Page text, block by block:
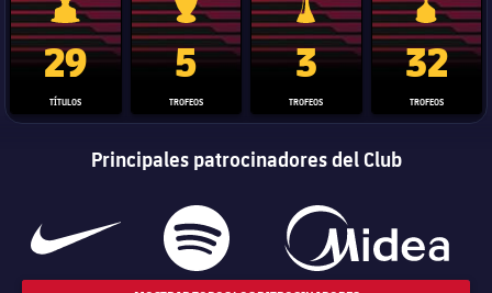
Trofeo de La Liga
29
TÍTULOS
Trofeo de la Liga de Campeones
5
TROFEOS
Trofeo del Mundial de
3
TROFEOS
Copa del
32
TROFEOS
Principales patrocinadores del Club